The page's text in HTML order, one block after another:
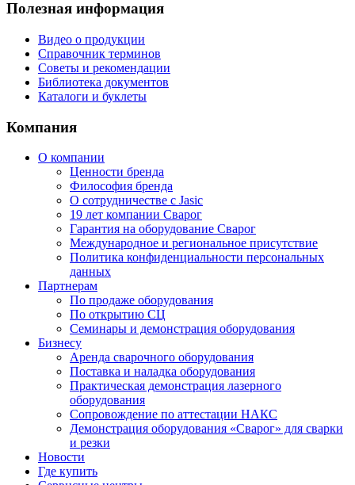
Полезная информация
Видео о продукции
Справочник терминов
Советы и рекомендации
Библиотека документов
Каталоги и буклеты
Компания
О компании
Ценности бренда
Философия бренда
О сотрудничестве с Jasic
19 лет компании Сварог
Гарантия на оборудование Сварог
Международное и региональное присутствие
Политика конфиденциальности персональных
данных
Партнерам
По продаже оборудования
По открытию СЦ
Семинары и демонстрация оборудования
Бизнесу
Аренда сварочного оборудования
Поставка и наладка оборудования
Практическая демонстрация лазерного
оборудования
Сопровождение по аттестации НАКС
Демонстрация оборудования «Сварог» для сварки
и резки
Новости
Где купить